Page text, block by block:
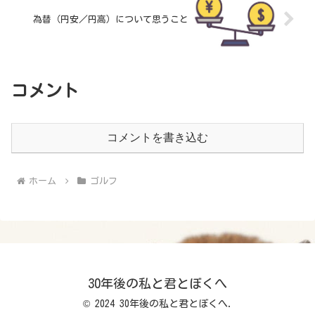
為替（円安／円高）について思うこと
コメント
コメントを書き込む
ホーム ゴルフ
30年後の私と君とぼくへ
© 2024 30年後の私と君とぼくへ.